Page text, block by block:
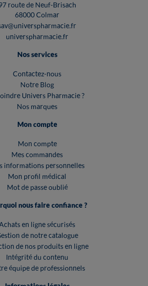
route de Neuf-Brisach
68000 Colmar
universpharmacie.fr
Nos services
Contactez-nous
Notre Blog
Univers Pharmacie ?
Nos marques
Mon compte
Mon compte
Mes commandes
informations personnelles
Mon profil médical
Mot de passe oublié
nous faire confiance ?
en ligne sécurisés
de notre catalogue
de nos produits en ligne
Intégrité du contenu
équipe de professionnels